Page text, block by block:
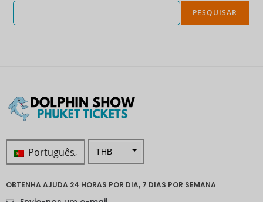
PESQUISAR
Português THB
OBTENHA AJUDA 24 HORAS POR DIA, 7 DIAS POR SEMANA